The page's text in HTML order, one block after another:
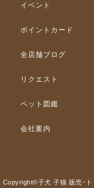
イベント
ポイントカード
全店舗ブログ
リクエスト
ペット図鑑
会社案内
Copyright©子犬 子猫 販売･